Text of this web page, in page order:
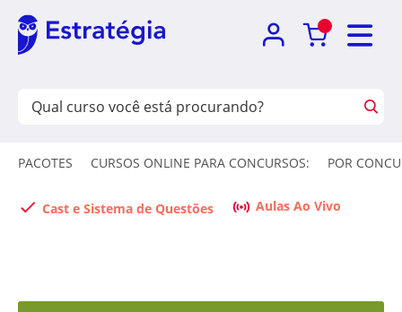
PACOTES CURSOS ONLINE PARA CONCURSOS: POR
Cast e Sistema de Questões Aulas Ao Vivo